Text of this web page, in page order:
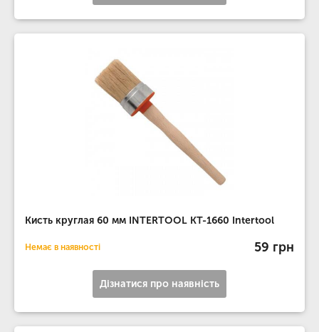
Кисть круглая 60 мм INTERTOOL KT-1660 Intertool
Немає в наявності 59 грн
Дізнатися про наявність